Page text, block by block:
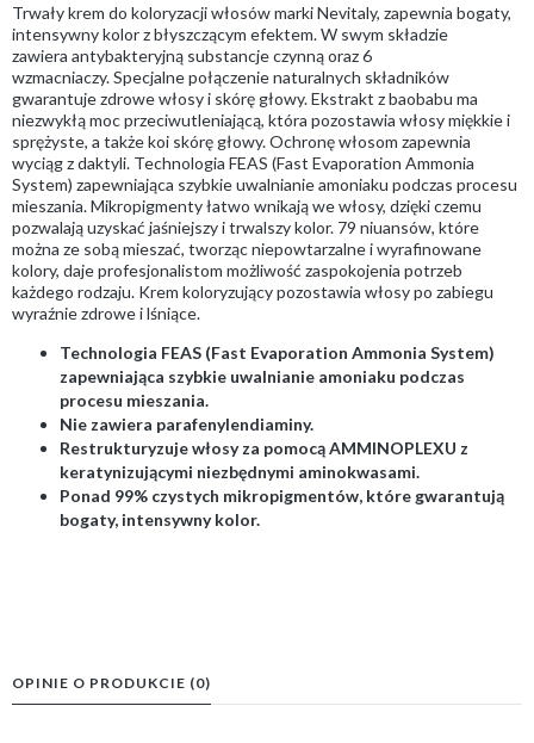
Trwały krem ​​do koloryzacji włosów marki Nevitaly, zapewnia bogaty,
intensywny kolor z błyszczącym efektem. W swym składzie
zawiera antybakteryjną substancje czynną oraz 6
wzmacniaczy. Specjalne połączenie naturalnych składników
gwarantuje zdrowe włosy i skórę głowy. Ekstrakt z baobabu ma
niezwykłą moc przeciwutleniającą, która pozostawia włosy miękkie i
sprężyste, a także koi skórę głowy. Ochronę włosom zapewnia
wyciąg z daktyli. Technologia FEAS (Fast Evaporation Ammonia
System) zapewniająca szybkie uwalnianie amoniaku podczas procesu
mieszania. Mikropigmenty łatwo wnikają we włosy, dzięki czemu
pozwalają uzyskać jaśniejszy i trwalszy kolor. 79 niuansów, które
można ze sobą mieszać, tworząc niepowtarzalne i wyrafinowane
kolory, daje profesjonalistom możliwość zaspokojenia potrzeb
każdego rodzaju. Krem koloryzujący pozostawia włosy po zabiegu
wyraźnie zdrowe i lśniące.
Technologia FEAS (Fast Evaporation Ammonia System)
zapewniająca szybkie uwalnianie amoniaku podczas
procesu mieszania.
Nie zawiera parafenylendiaminy.
Restrukturyzuje włosy za pomocą AMMINOPLEXU z
keratynizującymi niezbędnymi aminokwasami.
Ponad 99% czystych mikropigmentów, które gwarantują
bogaty, intensywny kolor.
OPINIE O PRODUKCIE (0)